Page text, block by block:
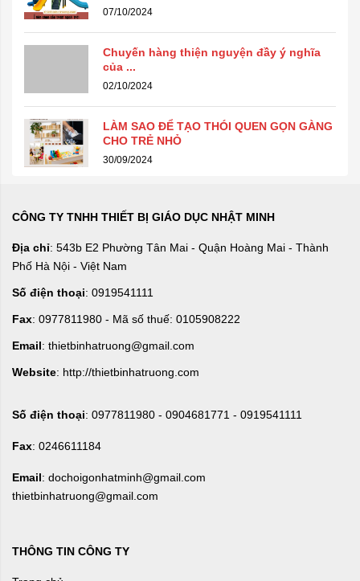
07/10/2024
Chuyến hàng thiện nguyện đầy ý nghĩa
của ...
02/10/2024
LÀM SAO ĐỂ TẠO THÓI QUEN GỌN GÀNG
CHO TRẺ NHỎ
30/09/2024
CÔNG TY TNHH THIẾT BỊ GIÁO DỤC NHẬT MINH
Địa chỉ: 543b E2 Phường Tân Mai - Quận Hoàng Mai - Thành
Phố Hà Nội - Việt Nam
Số điện thoại: 0919541111
Fax: 0977811980 - Mã số thuế: 0105908222
Email: thietbinhatruong@gmail.com
Website: http://thietbinhatruong.com
Số điện thoại: 0977811980 - 0904681771 - 0919541111
Fax: 0246611184
Email: dochoigonhatminh@gmail.com
thietbinhatruong@gmail.com
THÔNG TIN CÔNG TY